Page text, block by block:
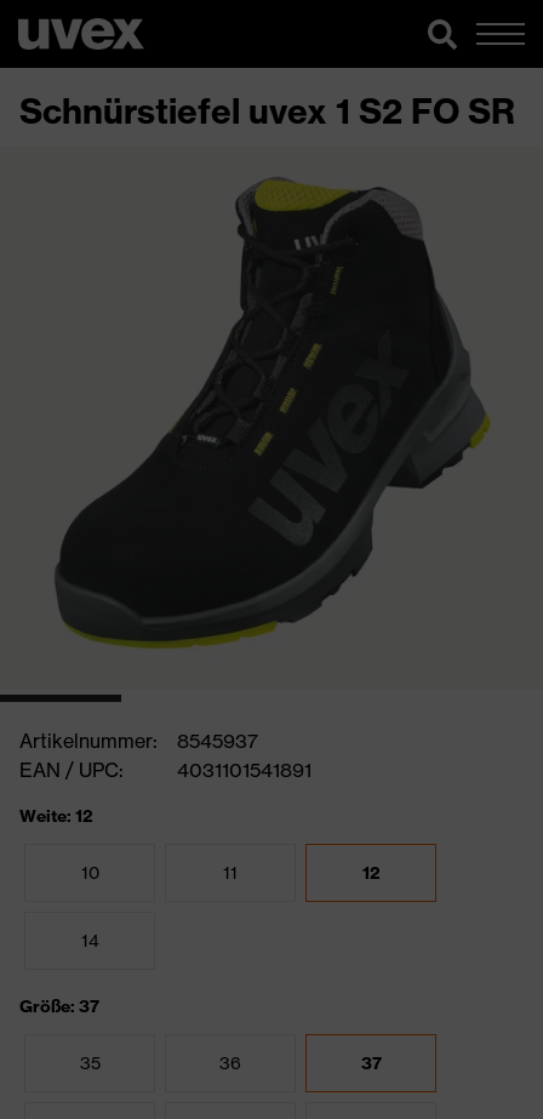
Schnürstiefel uvex 1 S2 FO SR
Artikelnummer:
8545937
EAN / UPC:
4031101541891
Weite: 12
10 11 12
14
Größe: 37
35 36 37